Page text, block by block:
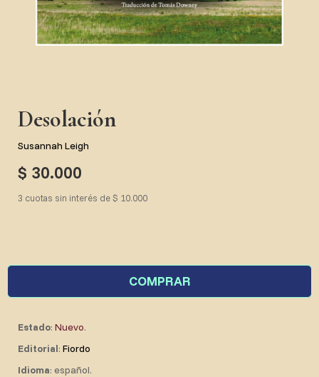
Desolación
Susannah Leigh
$ 30.000
3 cuotas sin interés de $ 10.000
COMPRAR
Estado: Nuevo.
Editorial: Fiordo
Idioma: español.